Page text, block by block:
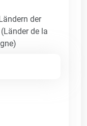
der
de la